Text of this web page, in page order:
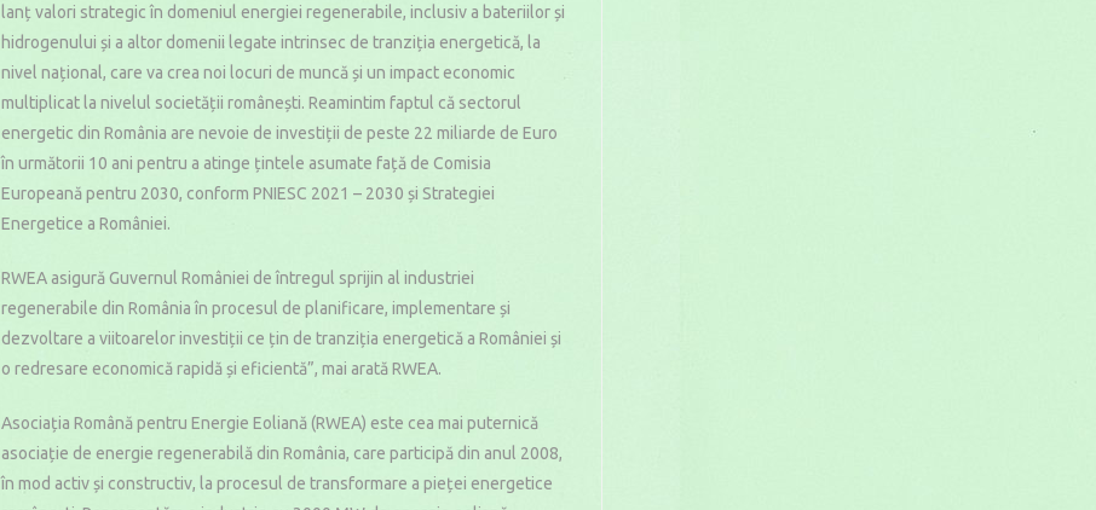
lanț valori strategic în domeniul energiei regenerabile, inclusiv a bateriilor și
hidrogenului și a altor domenii legate intrinsec de tranziția energetică, la
nivel național, care va crea noi locuri de muncă și un impact economic
multiplicat la nivelul societății românești. Reamintim faptul că sectorul
energetic din România are nevoie de investiții de peste 22 miliarde de Euro
în următorii 10 ani pentru a atinge țintele asumate față de Comisia
Europeană pentru 2030, conform PNIESC 2021 – 2030 și Strategiei
Energetice a României.
RWEA asigură Guvernul României de întregul sprijin al industriei
regenerabile din România în procesul de planificare, implementare și
dezvoltare a viitoarelor investiții ce țin de tranziția energetică a României și
o redresare economică rapidă și eficientă”, mai arată RWEA.
Asociația Română pentru Energie Eoliană (RWEA) este cea mai puternică
asociație de energie regenerabilă din România, care participă din anul 2008,
în mod activ și constructiv, la procesul de transformare a pieței energetice